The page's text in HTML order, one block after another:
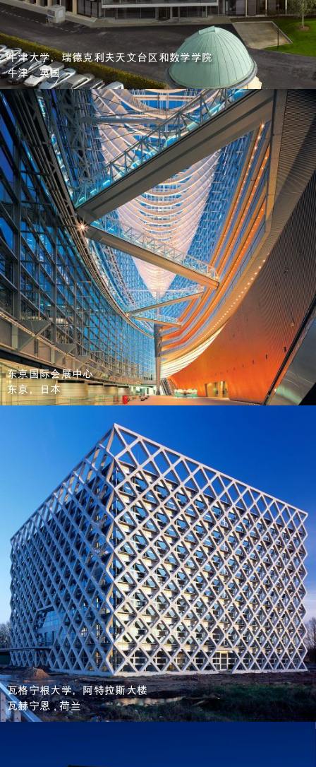
牛津大学，瑞德克利夫天文台区和数学学院
牛津，英国
东京国际会展中心
东京，日本
瓦格宁根大学，阿特拉斯大楼
瓦赫宁恩 , 荷兰